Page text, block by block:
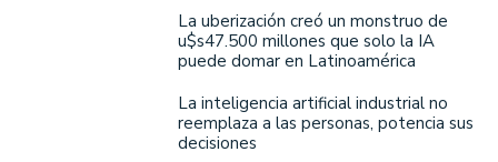
La uberización creó un monstruo de
u$s47.500 millones que solo la IA
puede domar en Latinoamérica
La inteligencia artificial industrial no
reemplaza a las personas, potencia sus
decisiones